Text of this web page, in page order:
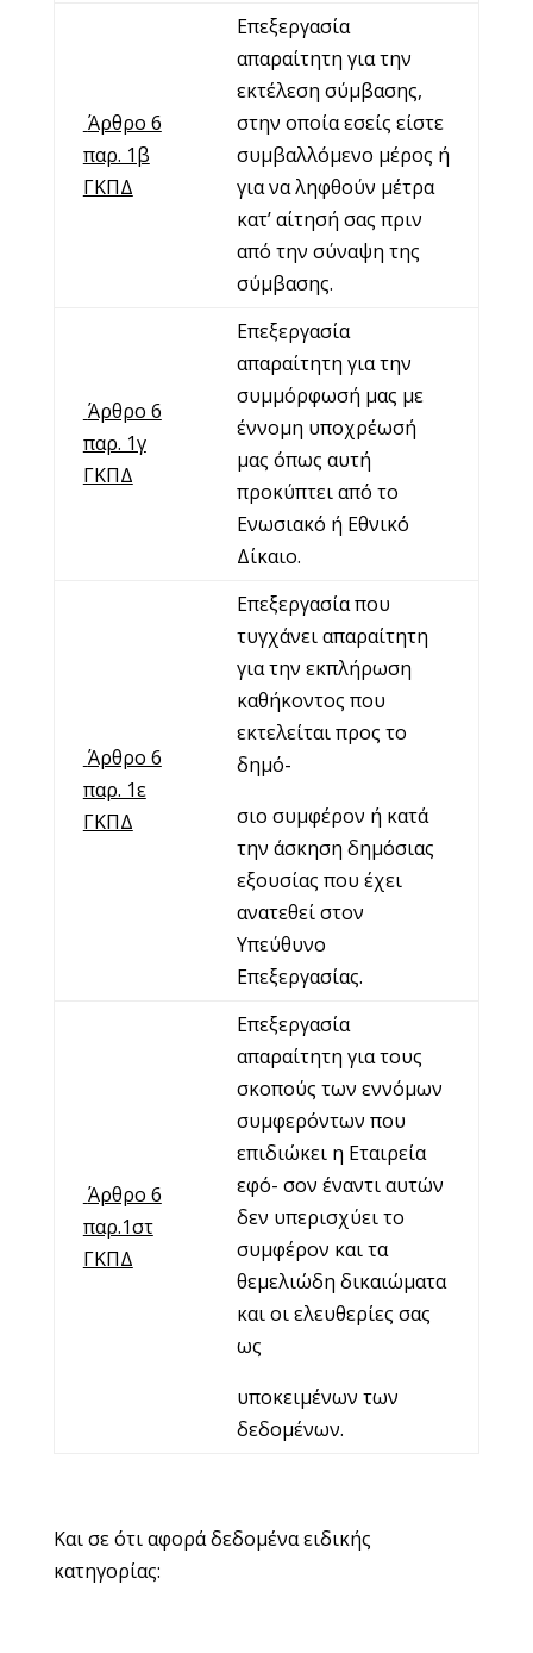
Άρθρο 6
παρ. 1β
ΓΚΠΔ
Επεξεργασία
απαραίτητη για την
εκτέλεση σύμβασης,
στην οποία εσείς είστε
συμβαλλόμενο μέρος ή
για να ληφθούν μέτρα
κατ’ αίτησή σας πριν
από την σύναψη της
σύμβασης.
Άρθρο 6
παρ. 1γ
ΓΚΠΔ
Επεξεργασία
απαραίτητη για την
συμμόρφωσή μας με
έννομη υποχρέωσή
μας όπως αυτή
προκύπτει από το
Ενωσιακό ή Εθνικό
Δίκαιο.
Άρθρο 6
παρ. 1ε
ΓΚΠΔ
Επεξεργασία που
τυγχάνει απαραίτητη
για την εκπλήρωση
καθήκοντος που
εκτελείται προς το
δημό-
σιο συμφέρον ή κατά
την άσκηση δημόσιας
εξουσίας που έχει
ανατεθεί στον
Υπεύθυνο
Επεξεργασίας.
Άρθρο 6
παρ.1στ
ΓΚΠΔ
Επεξεργασία
απαραίτητη για τους
σκοπούς των εννόμων
συμφερόντων που
επιδιώκει η Εταιρεία
εφό- σον έναντι αυτών
δεν υπερισχύει το
συμφέρον και τα
θεμελιώδη δικαιώματα
και οι ελευθερίες σας
ως
υποκειμένων των
δεδομένων.
Και σε ότι αφορά δεδομένα ειδικής
κατηγορίας: